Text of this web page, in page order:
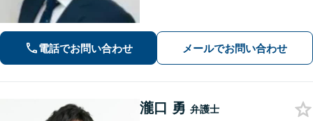
借金でお困りの方はぜひ一度ご相談く
電話でお問い合わせ メールでお問い合わせ
瀧口 勇 弁護士